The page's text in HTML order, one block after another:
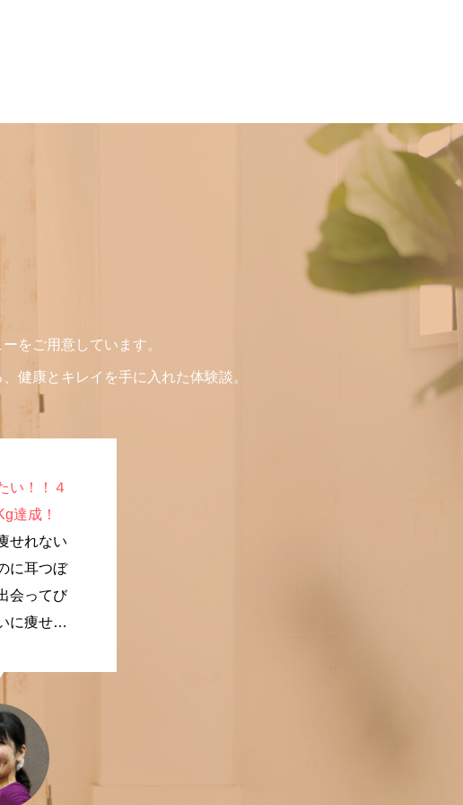
をご用意しています。
健康とキレイを手に入れた体験談。
い！！４
達成！
せれない
に耳つぼ
会ってび
に痩せれ